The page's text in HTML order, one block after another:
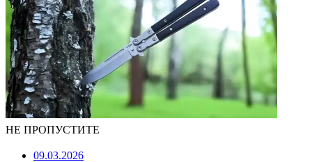
НЕ ПРОПУСТИТЕ
09.03.2026